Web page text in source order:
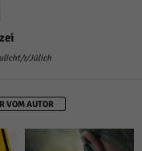
r/Jülich
VOM AUTOR